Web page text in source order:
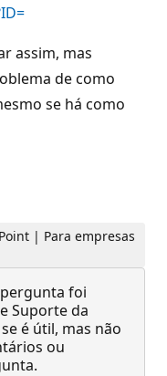
assim, mas
de como
se há como
| Para empresas
pergunta foi
Suporte da
é útil, mas não
ou